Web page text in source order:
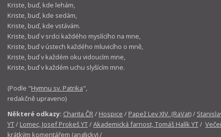
Kriste, buď, kde lehám,
Kriste, buď, kde sedám,
Kriste, buď, kde vstávám.
Kriste, buď v srdci každého myslícího na mne,
Kriste, buď v ústech každého mluvicího o mně,
Kriste, buď v každém oku vidoucím mne,
Kriste, buď v každém uchu slyšícím mne.
(Podle "Hymnu sv. Patrika",
redakčně upraveno)
Některé odkazy: Charita ČR/ Hospice / Papež Lev XIV. (RaVat)/
YT/ Lomec, Josef Prokeš YT/Akademická farnost, Tomáš Halík YT/
krátkým komentářem (anglicky)/